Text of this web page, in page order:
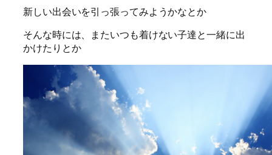
新しい出会いを引っ張ってみようかなとか
そんな時には、またいつも着けない子達と一緒に出
かけたりとか